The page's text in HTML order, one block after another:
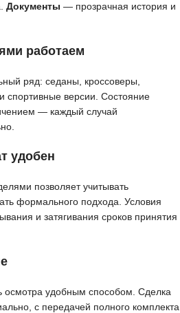
Документы — прозрачная история и
работаем
ряд: седаны, кроссоверы,
спортивные версии. Состояние
— каждый случай
удобен
позволяет учитывать
формального подхода. Условия
и затягивания сроков принятия
осмотра удобным способом. Сделка
с передачей полного комплекта